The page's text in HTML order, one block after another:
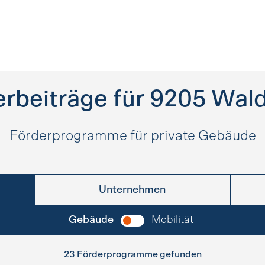
für 9205
Förderprogramme für private Gebäude
Unternehmen
Gebäude Mobilität
23 Förderprogramme gefunden